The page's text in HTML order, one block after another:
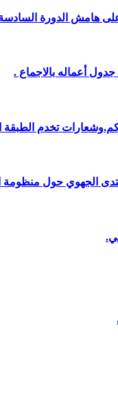
هامش الدورة السادسة
أعماله بالاجماع .
تخدم
الجهوي حول منظومة